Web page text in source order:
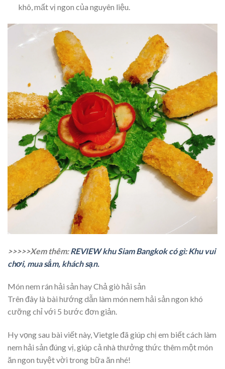
khô, mất vị ngon của nguyên liệu.
>>>>>Xem thêm:REVIEW khu Siam Bangkok có gì: Khu vui
chơi, mua sắm, khách sạn.
Món nem rán hải sản hay Chả giò hải sản
Trên đây là bài hướng dẫn làm món nem hải sản ngon khó
cưỡng chỉ với 5 bước đơn giản.
Hy vọng sau bài viết này, Vietgle đã giúp chị em biết cách làm
nem hải sản đúng vị, giúp cả nhà thưởng thức thêm một món
ăn ngon tuyệt vời trong bữa ăn nhé!